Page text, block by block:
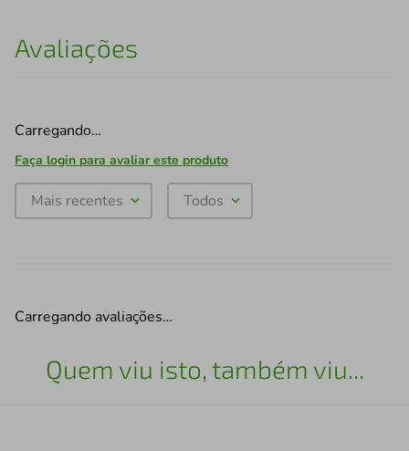
Avaliações
Carregando…
Faça login para avaliar este produto
Mais recentes Todos
Carregando avaliações…
Quem viu isto, também viu...